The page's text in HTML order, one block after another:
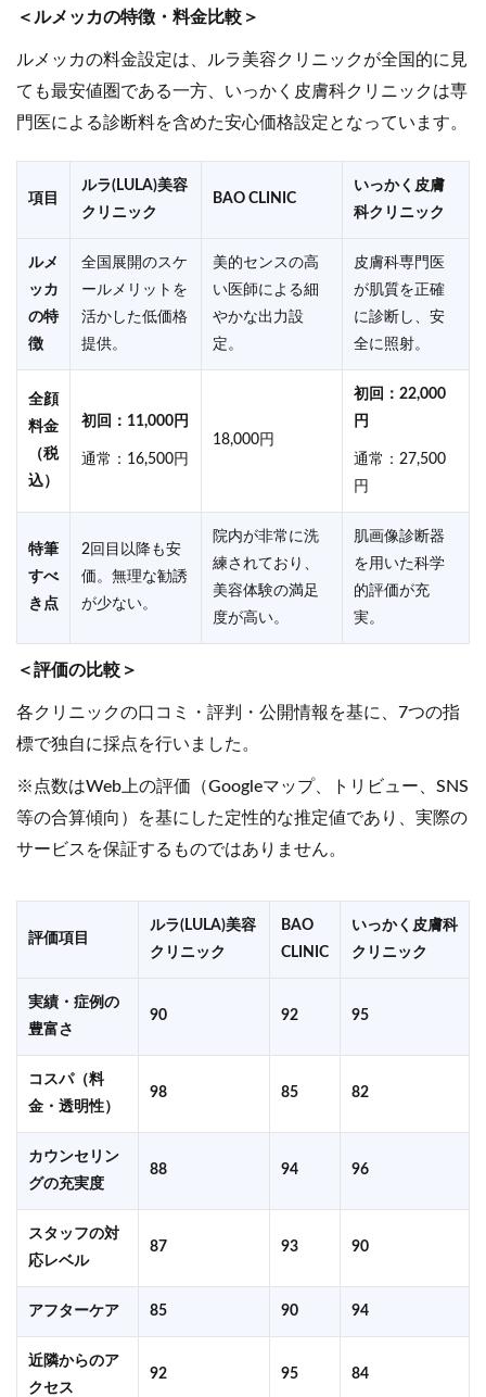
＜ルメッカの特徴・料金比較＞
ルメッカの料金設定は、ルラ美容クリニックが全国的に見
ても最安値圏である一方、いっかく皮膚科クリニックは専
門医による診断料を含めた安心価格設定となっています。
項目
ルラ(LULA)美容
クリニック
BAO CLINIC
いっかく皮膚
科クリニック
ルメ
ッカ
の特
徴
全国展開のスケ
ールメリットを
活かした低価格
提供。
美的センスの高
い医師による細
やかな出力設
定。
皮膚科専門医
が肌質を正確
に診断し、安
全に照射。
全顔
料金
（税
込）
初回：11,000円
通常：16,500円
18,000円
初回：22,000
円
通常：27,500
円
特筆
すべ
き点
2回目以降も安
価。無理な勧誘
が少ない。
院内が非常に洗
練されており、
美容体験の満足
度が高い。
肌画像診断器
を用いた科学
的評価が充
実。
＜評価の比較＞
各クリニックの口コミ・評判・公開情報を基に、7つの指
標で独自に採点を行いました。
※点数はWeb上の評価（Googleマップ、トリビュー、SNS
等の合算傾向）を基にした定性的な推定値であり、実際の
サービスを保証するものではありません。
評価項目
ルラ(LULA)美容
クリニック
BAO
CLINIC
いっかく皮膚科
クリニック
実績・症例の
豊富さ
90 92 95
コスパ（料
金・透明性）
98 85 82
カウンセリン
グの充実度
88 94 96
スタッフの対
応レベル
87 93 90
アフターケア 85 90 94
近隣からのア
クセス
92 95 84